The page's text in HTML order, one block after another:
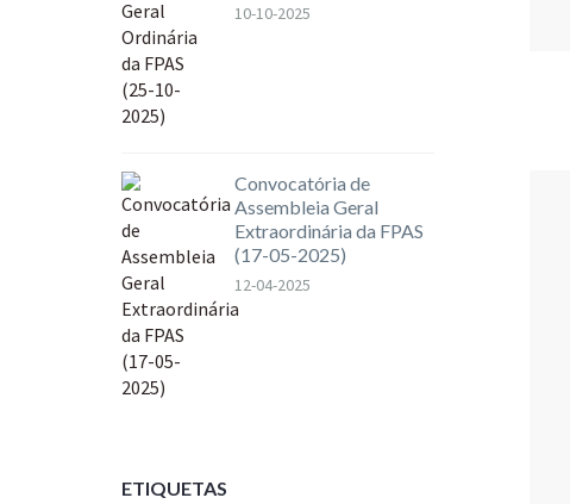
10-10-2025
Convocatória de
Assembleia Geral
Extraordinária da FPAS
(17-05-2025)
12-04-2025
ETIQUETAS